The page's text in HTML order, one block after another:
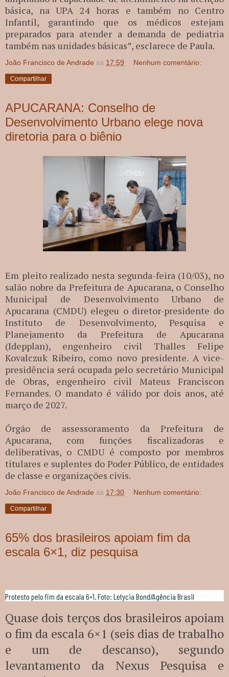
básica, na UPA 24 horas e também no Centro
Infantil, garantindo que os médicos estejam
preparados para atender a demanda de pediatria
também nas unidades básicas”, esclarece de Paula.
João Francisco de Andrade às 17:59 Nenhum comentário:
Compartilhar
APUCARANA: Conselho de
Desenvolvimento Urbano elege nova
diretoria para o biênio
Em pleito realizado nesta segunda-feira (10/03), no
salão nobre da Prefeitura de Apucarana, o Conselho
Municipal de Desenvolvimento Urbano de
Apucarana (CMDU) elegeu o diretor-presidente do
Instituto de Desenvolvimento, Pesquisa e
Planejamento da Prefeitura de Apucarana
(Idepplan), engenheiro civil Thalles Felipe
Kovalczuk Ribeiro, como novo presidente. A vice-
presidência será ocupada pelo secretário Municipal
de Obras, engenheiro civil Mateus Franciscon
Fernandes. O mandato é válido por dois anos, até
março de 2027.
Órgão de assessoramento da Prefeitura de
Apucarana, com funções fiscalizadoras e
deliberativas, o CMDU é composto por membros
titulares e suplentes do Poder Público, de entidades
de classe e organizações civis.
João Francisco de Andrade às 17:30 Nenhum comentário:
Compartilhar
65% dos brasileiros apoiam fim da
escala 6×1, diz pesquisa
Protesto pelo fim da escala 6×1. Foto: Letycia Bond/Agência Brasil
Quase dois terços dos brasileiros apoiam
o fim da escala 6×1 (seis dias de trabalho
e um de descanso), segundo
levantamento da Nexus Pesquisa e